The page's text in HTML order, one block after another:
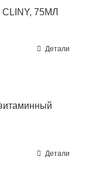
75МЛ
Детали
Детали